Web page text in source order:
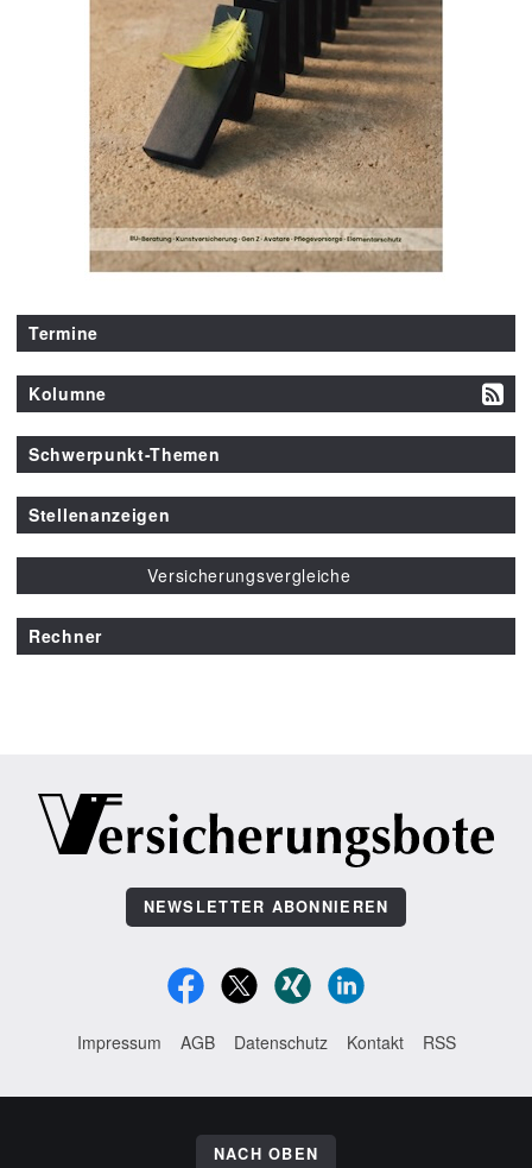
Termine
Kolumne
Schwerpunkt-Themen
Stellenanzeigen
Versicherungsvergleiche
Rechner
NEWSLETTER ABONNIEREN
Impressum AGB Datenschutz Kontakt RSS
NACH OBEN